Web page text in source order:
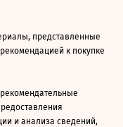
представленные
к покупке
и анализа сведений,